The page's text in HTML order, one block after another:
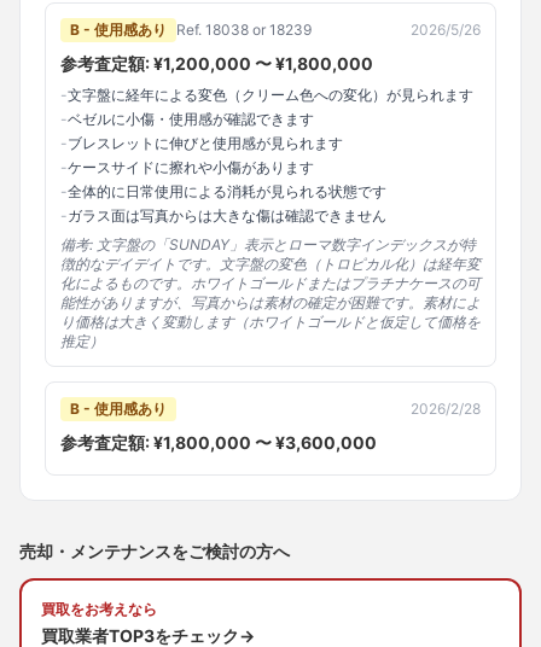
B - 使用感あり Ref. 18038 or 18239 2026/5/26
参考査定額: ¥1,200,000 〜 ¥1,800,000
-文字盤に経年による変色（クリーム色への変化）が見られます
-ベゼルに小傷・使用感が確認できます
-ブレスレットに伸びと使用感が見られます
-ケースサイドに擦れや小傷があります
-全体的に日常使用による消耗が見られる状態です
-ガラス面は写真からは大きな傷は確認できません
備考: 文字盤の「SUNDAY」表示とローマ数字インデックスが特
徴的なデイデイトです。文字盤の変色（トロピカル化）は経年変
化によるものです。ホワイトゴールドまたはプラチナケースの可
能性がありますが、写真からは素材の確定が困難です。素材によ
り価格は大きく変動します（ホワイトゴールドと仮定して価格を
推定）
B - 使用感あり 2026/2/28
参考査定額: ¥1,800,000 〜 ¥3,600,000
売却・メンテナンスをご検討の方へ
買取をお考えなら
買取業者TOP3をチェック→